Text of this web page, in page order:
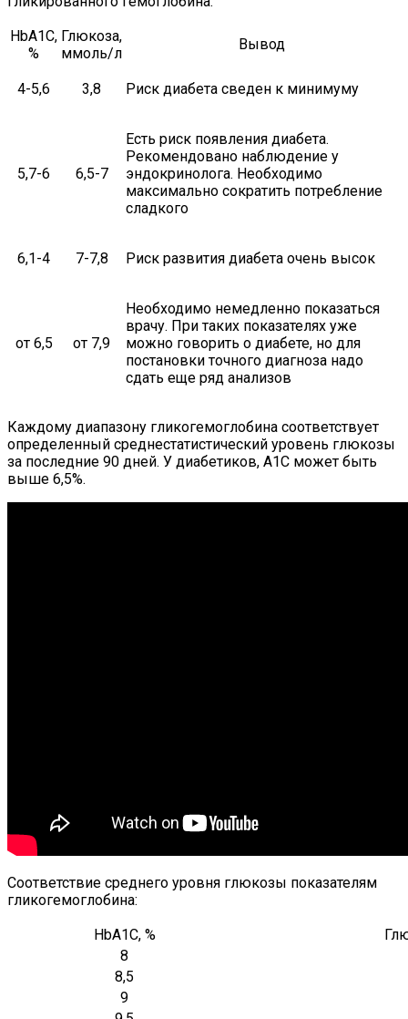
HbA1C,
%
Глюкоза,
ммоль/л
Вывод
4-5,6 3,8 Риск диабета сведен к минимуму
5,7-6 6,5-7
Есть риск появления диабета.
Рекомендовано наблюдение у
эндокринолога. Необходимо
максимально сократить потребление
сладкого
6,1-4 7-7,8 Риск развития диабета очень высок
от 6,5 от 7,9
Необходимо немедленно показаться
врачу. При таких показателях уже
можно говорить о диабете, но для
постановки точного диагноза надо
сдать еще ряд анализов
Каждому диапазону гликогемоглобина соответствует
определенный среднестатистический уровень глюкозы
за последние 90 дней. У диабетиков, А1С может быть
выше 6,5%.
Соответствие среднего уровня глюкозы показателям
гликогемоглобина:
HbA1C, %
8
8,5
9